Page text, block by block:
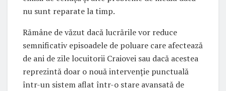
nu sunt reparate la timp.
Rămâne de văzut dacă lucrările vor reduce
semnificativ episoadele de poluare care afectează
de ani de zile locuitorii Craiovei sau dacă acestea
reprezintă doar o nouă intervenție punctuală
într-un sistem aflat într-o stare avansată de